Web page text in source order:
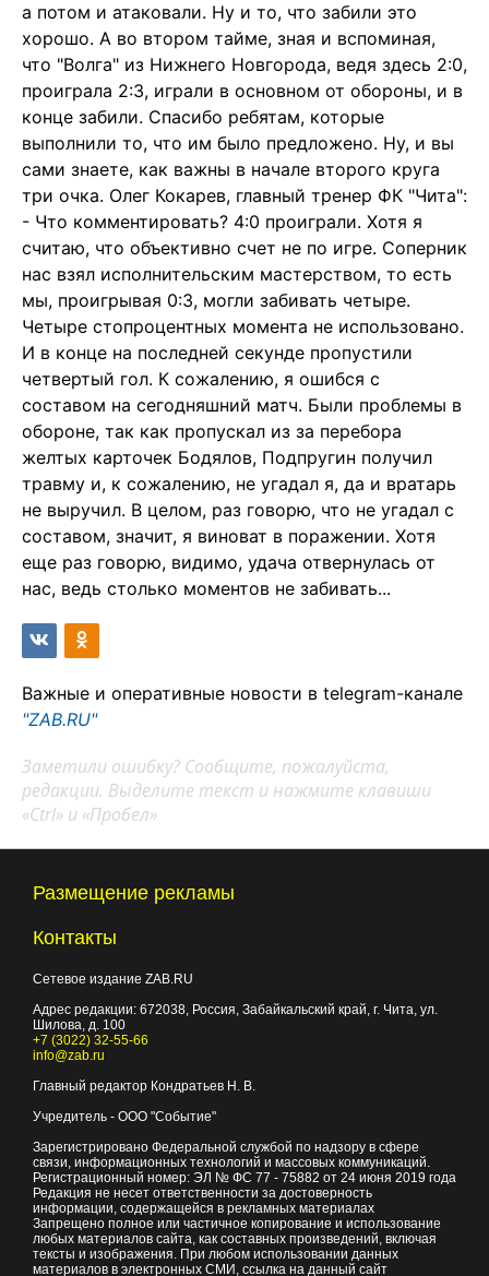
а потом и атаковали. Ну и то, что забили это
хорошо. А во втором тайме, зная и вспоминая,
что "Волга" из Нижнего Новгорода, ведя здесь 2:0,
проиграла 2:3, играли в основном от обороны, и в
конце забили. Спасибо ребятам, которые
выполнили то, что им было предложено. Ну, и вы
сами знаете, как важны в начале второго круга
три очка. Олег Кокарев, главный тренер ФК "Чита":
- Что комментировать? 4:0 проиграли. Хотя я
считаю, что объективно счет не по игре. Соперник
нас взял исполнительским мастерством, то есть
мы, проигрывая 0:3, могли забивать четыре.
Четыре стопроцентных момента не использовано.
И в конце на последней секунде пропустили
четвертый гол. К сожалению, я ошибся с
составом на сегодняшний матч. Были проблемы в
обороне, так как пропускал из за перебора
желтых карточек Бодялов, Подпругин получил
травму и, к сожалению, не угадал я, да и вратарь
не выручил. В целом, раз говорю, что не угадал с
составом, значит, я виноват в поражении. Хотя
еще раз говорю, видимо, удача отвернулась от
нас, ведь столько моментов не забивать...
Важные и оперативные новости в telegram-канале
"ZAB.RU"
Заметили ошибку? Сообщите, пожалуйста,
редакции. Выделите текст и нажмите клавиши
«Ctrl» и «Пробел»
Размещение рекламы
Контакты
Сетевое издание ZAB.RU
Адрес редакции: 672038, Россия, Забайкальский край, г. Чита, ул.
Шилова, д. 100
+7 (3022) 32-55-66
info@zab.ru
Главный редактор Кондратьев Н. В.
Учредитель - ООО "Событие"
Зарегистрировано Федеральной службой по надзору в сфере
связи, информационных технологий и массовых коммуникаций.
Регистрационный номер: ЭЛ № ФС 77 - 75882 от 24 июня 2019 года
Редакция не несет ответственности за достоверность
информации, содержащейся в рекламных материалах
Запрещено полное или частичное копирование и использование
любых материалов сайта, как составных произведений, включая
тексты и изображения. При любом использовании данных
материалов в электронных СМИ, ссылка на данный сайт